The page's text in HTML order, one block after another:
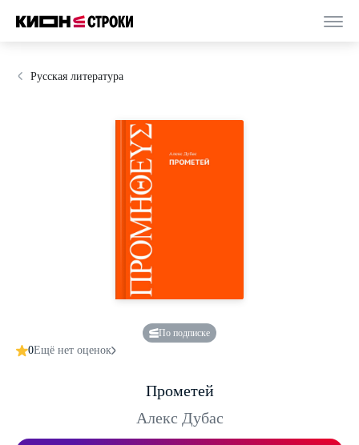
Русская литература
По подписке
0Ещё нет оценок
Прометей
Алекс Дубас